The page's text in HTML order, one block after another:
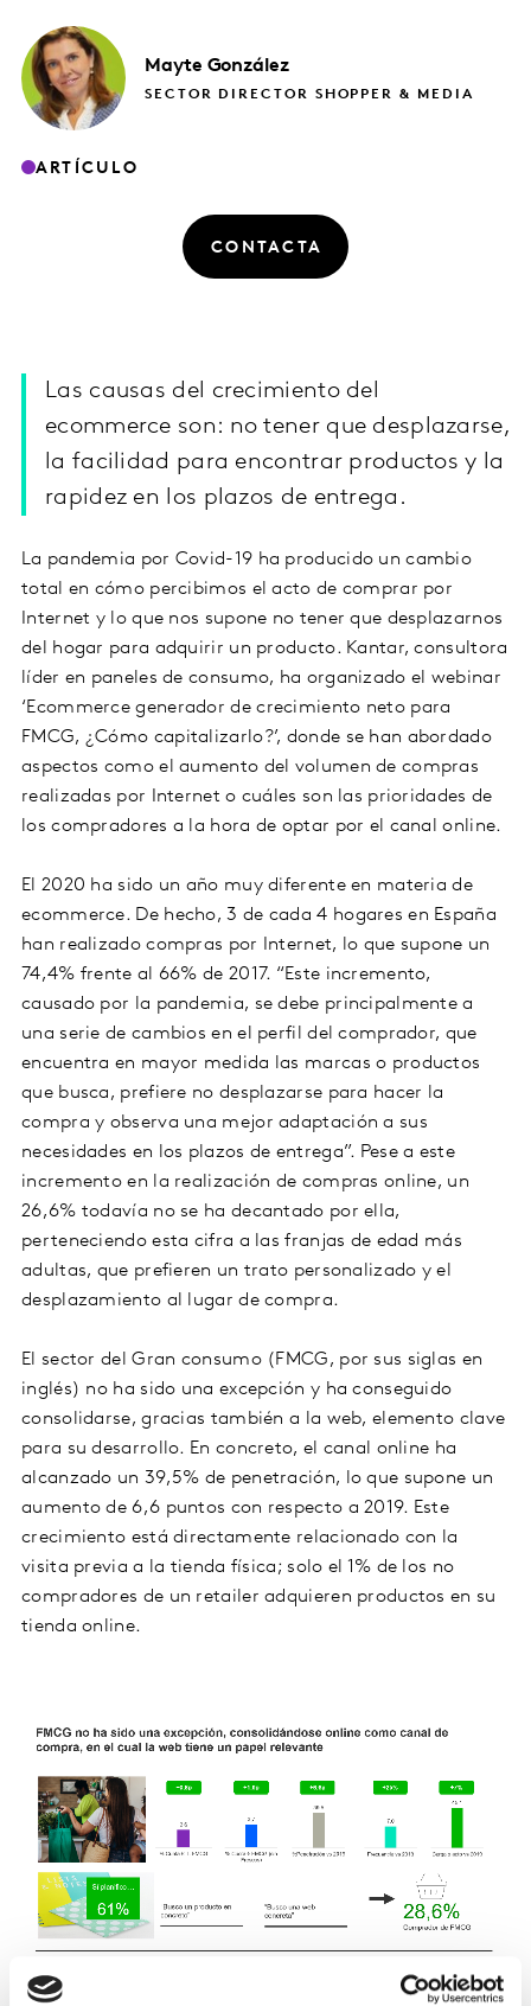
Mayte González
SECTOR DIRECTOR SHOPPER & MEDIA
ARTÍCULO
CONTACTA
Las causas del crecimiento del
ecommerce son: no tener que desplazarse,
la facilidad para encontrar productos y la
rapidez en los plazos de entrega.
La pandemia por Covid-19 ha producido un cambio
total en cómo percibimos el acto de comprar por
Internet y lo que nos supone no tener que desplazarnos
del hogar para adquirir un producto. Kantar, consultora
líder en paneles de consumo, ha organizado el webinar
‘Ecommerce generador de crecimiento neto para
FMCG, ¿Cómo capitalizarlo?’, donde se han abordado
aspectos como el aumento del volumen de compras
realizadas por Internet o cuáles son las prioridades de
los compradores a la hora de optar por el canal online.
El 2020 ha sido un año muy diferente en materia de
ecommerce. De hecho, 3 de cada 4 hogares en España
han realizado compras por Internet, lo que supone un
74,4% frente al 66% de 2017. “Este incremento,
causado por la pandemia, se debe principalmente a
una serie de cambios en el perfil del comprador, que
encuentra en mayor medida las marcas o productos
que busca, prefiere no desplazarse para hacer la
compra y observa una mejor adaptación a sus
necesidades en los plazos de entrega”. Pese a este
incremento en la realización de compras online, un
26,6% todavía no se ha decantado por ella,
perteneciendo esta cifra a las franjas de edad más
adultas, que prefieren un trato personalizado y el
desplazamiento al lugar de compra.
El sector del Gran consumo (FMCG, por sus siglas en
inglés) no ha sido una excepción y ha conseguido
consolidarse, gracias también a la web, elemento clave
para su desarrollo. En concreto, el canal online ha
alcanzado un 39,5% de penetración, lo que supone un
aumento de 6,6 puntos con respecto a 2019. Este
crecimiento está directamente relacionado con la
visita previa a la tienda física; solo el 1% de los no
compradores de un retailer adquieren productos en su
tienda online.